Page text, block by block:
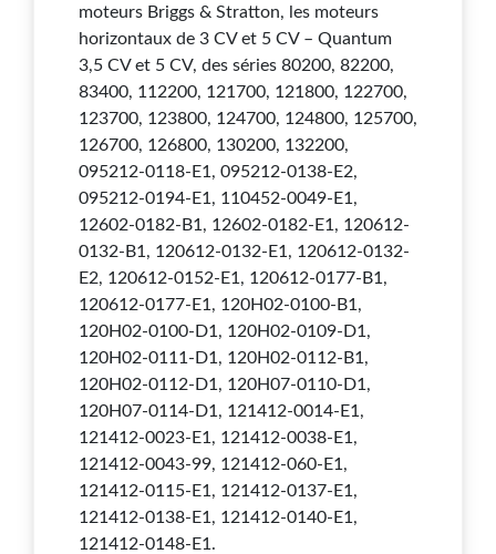
moteurs Briggs & Stratton, les moteurs
horizontaux de 3 CV et 5 CV – Quantum
3,5 CV et 5 CV, des séries 80200, 82200,
83400, 112200, 121700, 121800, 122700,
123700, 123800, 124700, 124800, 125700,
126700, 126800, 130200, 132200,
095212-0118-E1, 095212-0138-E2,
095212-0194-E1, 110452-0049-E1,
12602-0182-B1, 12602-0182-E1, 120612-
0132-B1, 120612-0132-E1, 120612-0132-
E2, 120612-0152-E1, 120612-0177-B1,
120612-0177-E1, 120H02-0100-B1,
120H02-0100-D1, 120H02-0109-D1,
120H02-0111-D1, 120H02-0112-B1,
120H02-0112-D1, 120H07-0110-D1,
120H07-0114-D1, 121412-0014-E1,
121412-0023-E1, 121412-0038-E1,
121412-0043-99, 121412-060-E1,
121412-0115-E1, 121412-0137-E1,
121412-0138-E1, 121412-0140-E1,
121412-0148-E1.